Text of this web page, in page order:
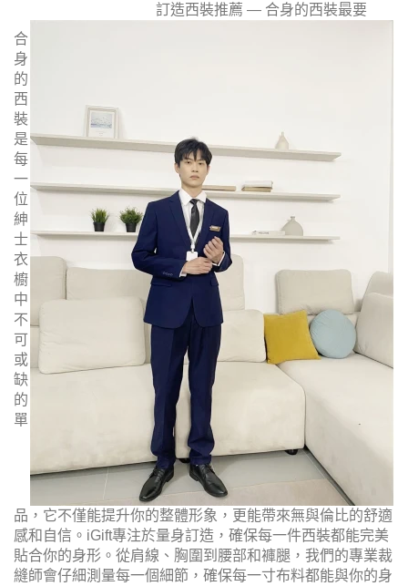
訂造西裝推薦 — 合身的西裝最要
合
身
的
西
裝
是
每
一
位
紳
士
衣
櫥
中
不
可
或
缺
的
單
品，它不僅能提升你的整體形象，更能帶來無與倫比的舒適
感和自信。iGift專注於量身訂造，確保每一件西裝都能完美
貼合你的身形。從肩線、胸圍到腰部和褲腿，我們的專業裁
縫師會仔細測量每一個細節，確保每一寸布料都能與你的身